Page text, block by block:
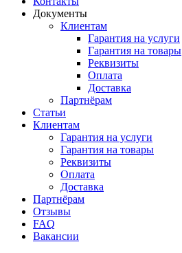
Документы
Клиентам
Гарантия на услуги
Гарантия на товары
Реквизиты
Оплата
Доставка
Партнёрам
Статьи
Клиентам
Гарантия на услуги
Гарантия на товары
Реквизиты
Оплата
Доставка
Партнёрам
Отзывы
FAQ
Вакансии